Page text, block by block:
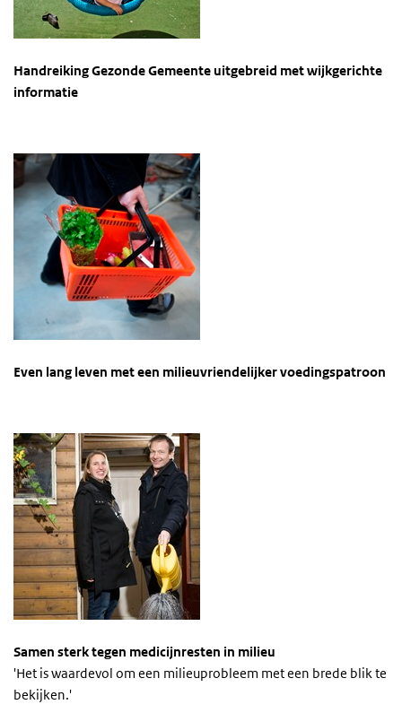
Handreiking Gezonde Gemeente uitgebreid met wijkgerichte
informatie
Even lang leven met een milieuvriendelijker voedingspatroon
Samen sterk tegen medicijnresten in milieu
'Het is waardevol om een milieuprobleem met een brede blik te
bekijken.'